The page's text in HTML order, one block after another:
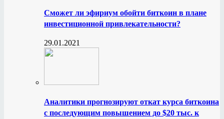
Сможет ли эфириум обойти биткоин в плане
инвестиционной привлекательности?
29.01.2021
Аналитики прогнозируют откат курса биткоина
с последующим повышением до $20 тыс. к